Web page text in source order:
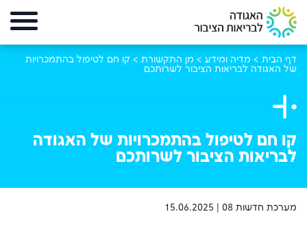
דף הבית > מדיה ומידע > מן התקשורת > קו חם לטיפול בהתמכרויות
של האגודה לבריאות הציבור לשרותכם
קו חם לטיפול בהתמכרויות של האגודה
לבריאות הציבור לשרותכם
מערכת חדשות 08 | 15.06.2025